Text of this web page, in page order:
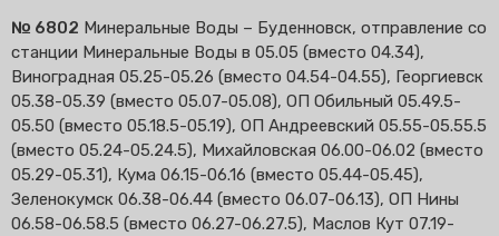
№ 6802 Минеральные Воды – Буденновск, отправление со
станции Минеральные Воды в 05.05 (вместо 04.34),
Виноградная 05.25-05.26 (вместо 04.54-04.55), Георгиевск
05.38-05.39 (вместо 05.07-05.08), ОП Обильный 05.49.5-
05.50 (вместо 05.18.5-05.19), ОП Андреевский 05.55-05.55.5
(вместо 05.24-05.24.5), Михайловская 06.00-06.02 (вместо
05.29-05.31), Кума 06.15-06.16 (вместо 05.44-05.45),
Зеленокумск 06.38-06.44 (вместо 06.07-06.13), ОП Нины
06.58-06.58.5 (вместо 06.27-06.27.5), Маслов Кут 07.19-